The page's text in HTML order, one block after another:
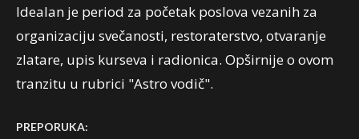
Idealan je period za početak poslova vezanih za
organizaciju svečanosti, restoraterstvo, otvaranje
zlatare, upis kurseva i radionica. Opširnije o ovom
tranzitu u rubrici "Astro vodič".
PREPORUKA: